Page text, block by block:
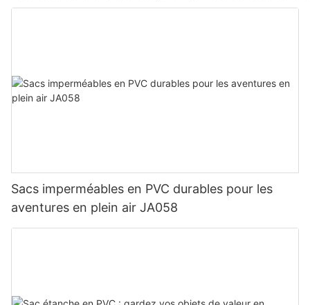
Sacs imperméables en PVC durables pour les
aventures en plein air JA058